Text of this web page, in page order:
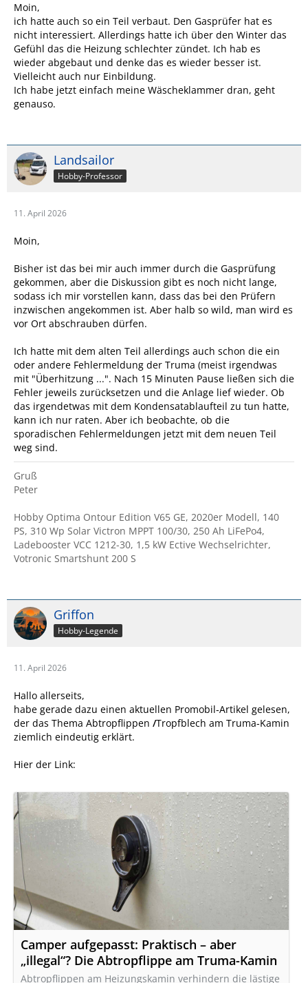
Moin,
ich hatte auch so ein Teil verbaut. Den Gasprüfer hat es
nicht interessiert. Allerdings hatte ich über den Winter das
Gefühl das die Heizung schlechter zündet. Ich hab es
wieder abgebaut und denke das es wieder besser ist.
Vielleicht auch nur Einbildung.
Ich habe jetzt einfach meine Wäscheklammer dran, geht
genauso.
Landsailor
Hobby-Professor
11. April 2026
Moin,
Bisher ist das bei mir auch immer durch die Gasprüfung
gekommen, aber die Diskussion gibt es noch nicht lange,
sodass ich mir vorstellen kann, dass das bei den Prüfern
inzwischen angekommen ist. Aber halb so wild, man wird es
vor Ort abschrauben dürfen.
Ich hatte mit dem alten Teil allerdings auch schon die ein
oder andere Fehlermeldung der Truma (meist irgendwas
mit "Überhitzung ...". Nach 15 Minuten Pause ließen sich die
Fehler jeweils zurücksetzen und die Anlage lief wieder. Ob
das irgendetwas mit dem Kondensatablaufteil zu tun hatte,
kann ich nur raten. Aber ich beobachte, ob die
sporadischen Fehlermeldungen jetzt mit dem neuen Teil
weg sind.
Gruß
Peter
Hobby Optima Ontour Edition V65 GE, 2020er Modell, 140
PS, 310 Wp Solar Victron MPPT 100/30, 250 Ah LiFePo4,
Ladebooster VCC 1212-30, 1,5 kW Ective Wechselrichter,
Votronic Smartshunt 200 S
Griffon
Hobby-Legende
11. April 2026
Hallo allerseits,
habe gerade dazu einen aktuellen Promobil‑Artikel gelesen,
der das Thema Abtropflippen /Tropfblech am Truma‑Kamin
ziemlich eindeutig erklärt.
Hier der Link:
Camper aufgepasst: Praktisch – aber
„illegal“? Die Abtropflippe am Truma-Kamin
Abtropflippen am Heizungskamin verhindern die lästige